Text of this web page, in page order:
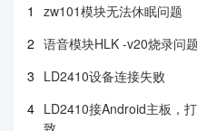
1
zw101模块无法休眠问题
2 语音模块HLK -v20烧录问
3 LD2410设备连接失败
4 LD2410接Android主板，
致